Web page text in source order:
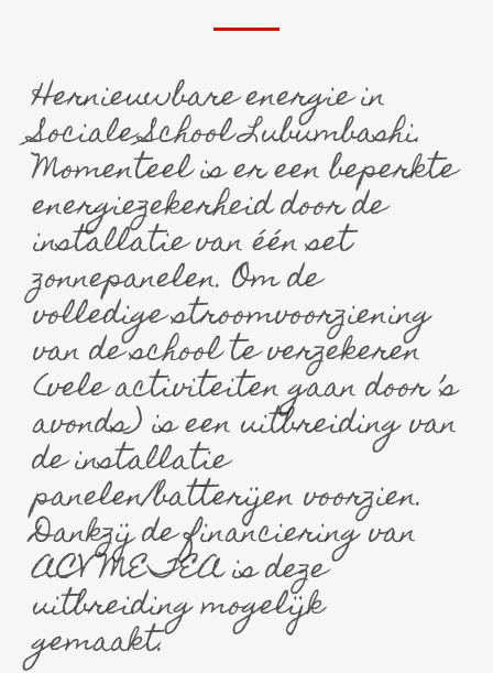
Hernieuwbare energie in
Sociale School Lubumbashi.
Momenteel is er een beperkte
energiezekerheid door de
installatie van één set
zonnepanelen. Om de
volledige stroomvoorziening
van de school te verzekeren
(vele activiteiten gaan door ’s
avonds) is een uitbreiding van
de installatie
panelen/batterijen voorzien.
Dankzij de financiering van
ACV METEA is deze
uitbreiding mogelijk
gemaakt.